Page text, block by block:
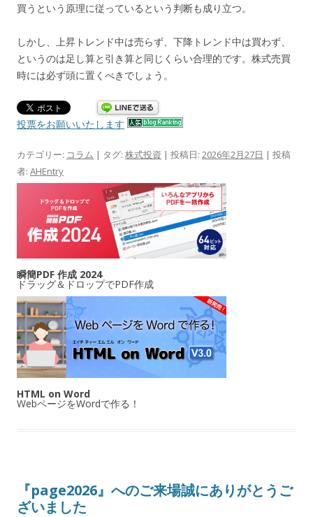
買うという原理に従っているという判断も成り立つ。
しかし、上昇トレンド中は売らず、下降トレンド中は買わず、
というのは足し算と引き算と同じくらい合理的です。株式売買
時には必ず頭に置くべきでしょう。
投票をお願いいたします
カテゴリー: コラム | タグ: 株式投資 | 投稿日: 2026年2月27日 | 投稿
者: AHEntry
瞬簡PDF 作成 2024
ドラッグ＆ドロップでPDF作成
HTML on Word
WebページをWordで作る！
『page2026』へのご来場誠にありがとうご
ざいました